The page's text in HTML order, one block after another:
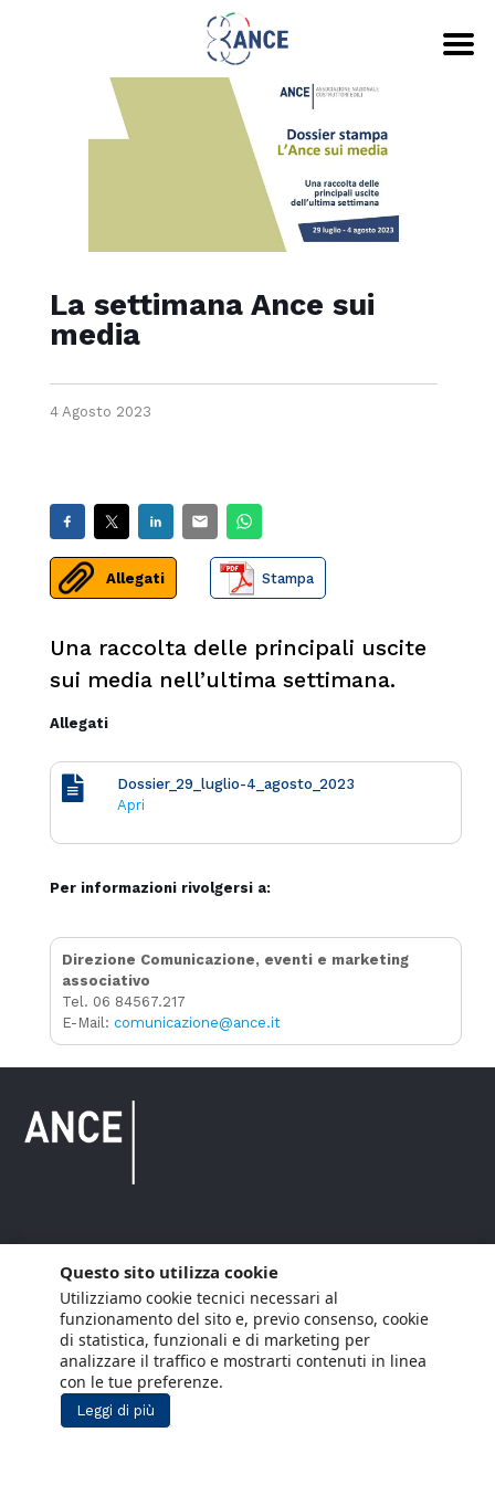
La settimana Ance sui
media
4 Agosto 2023
Allegati Stampa
Una raccolta delle principali uscite
sui media nell’ultima settimana.
Allegati
Dossier_29_luglio-4_agosto_2023
Apri
Per informazioni rivolgersi a:
Direzione Comunicazione, eventi e marketing
associativo
Tel. 06 84567.217
E-Mail: comunicazione@ance.it
Copyright © 2021 ANCE. Tutti i diritti riservati.
Privacy
Arianna Net
Società di
servizi
Cookie Policy
Arianna CE
Gestisci cookie
Social Media Policy
Questo sito utilizza cookie
Utilizziamo cookie tecnici necessari al
funzionamento del sito e, previo consenso, cookie
di statistica, funzionali e di marketing per
analizzare il traffico e mostrarti contenuti in linea
con le tue preferenze.
Leggi di più